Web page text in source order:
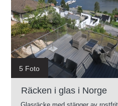
5 Foto
Räcken i glas i Norge